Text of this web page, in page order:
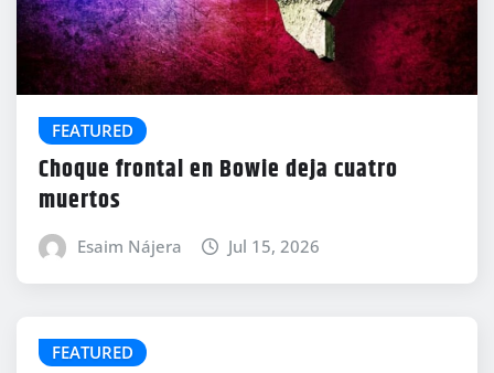
FEATURED
Choque frontal en Bowie deja cuatro
muertos
Esaim Nájera Jul 15, 2026
FEATURED